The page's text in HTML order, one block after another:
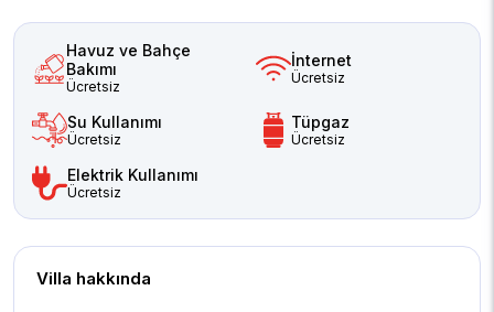
Havuz ve Bahçe
Bakımı
Ücretsiz
İnternet
Ücretsiz
Su Kullanımı
Ücretsiz
Tüpgaz
Ücretsiz
Elektrik Kullanımı
Ücretsiz
Villa hakkında